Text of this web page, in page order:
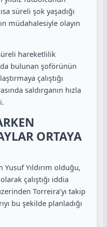
süreli şok yaşadığı
müdahalesiyle olayın
hareketlilik
bulunan şoförünün
çalıştığı
saldırganın hızla
ORTAYA
Yusuf Yıldırım olduğu,
çalıştığı iddia
Torreira’yı takip
bu şekilde planladığı